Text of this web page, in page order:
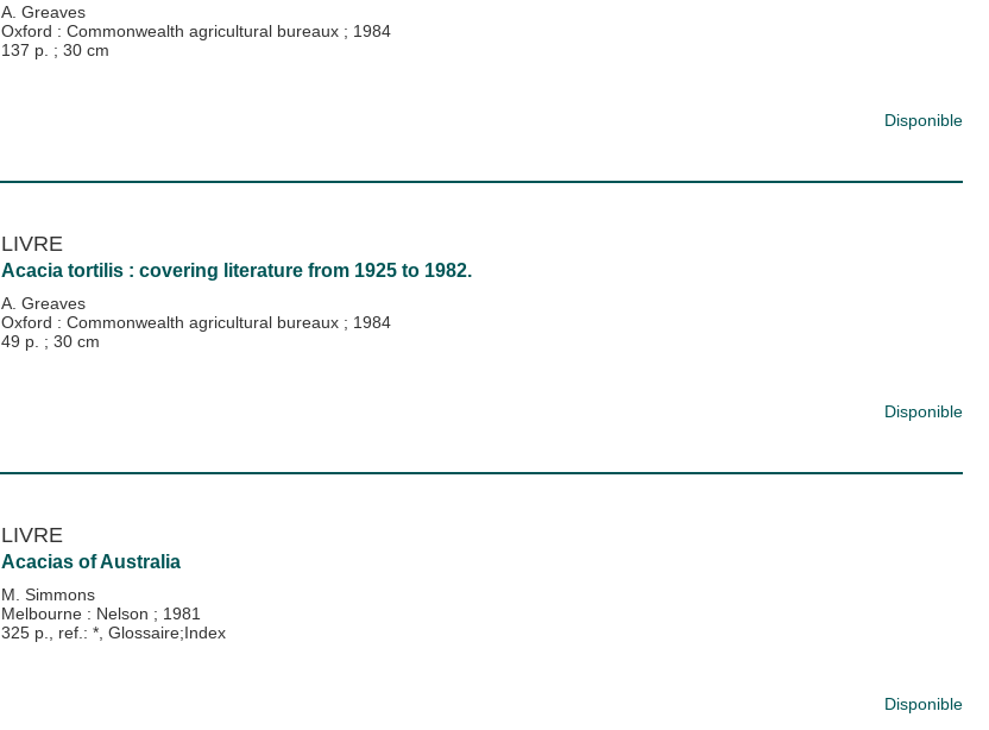
A. Greaves
Oxford : Commonwealth agricultural bureaux ; 1984
137 p. ; 30 cm
Disponible
LIVRE
Acacia tortilis : covering literature from 1925 to 1982.
A. Greaves
Oxford : Commonwealth agricultural bureaux ; 1984
49 p. ; 30 cm
Disponible
LIVRE
Acacias of Australia
M. Simmons
Melbourne : Nelson ; 1981
325 p., ref.: *, Glossaire;Index
Disponible